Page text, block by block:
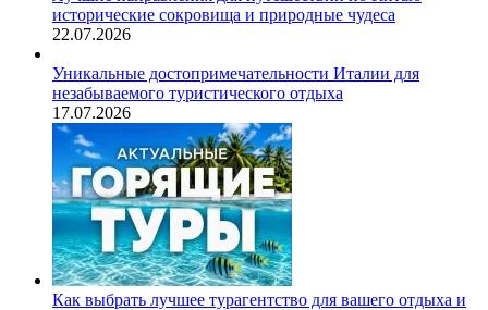
исторические сокровища и природные чудеса
22.07.2026
Уникальные достопримечательности Италии для
незабываемого туристического отдыха
17.07.2026
Как выбрать лучшее турагентство для вашего отдыха и